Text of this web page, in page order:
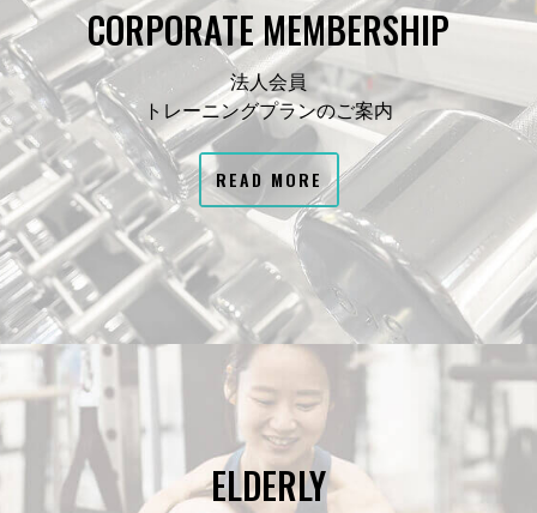
CORPORATE MEMBERSHIP
法人会員
トレーニングプランのご案内
READ MORE
ELDERLY